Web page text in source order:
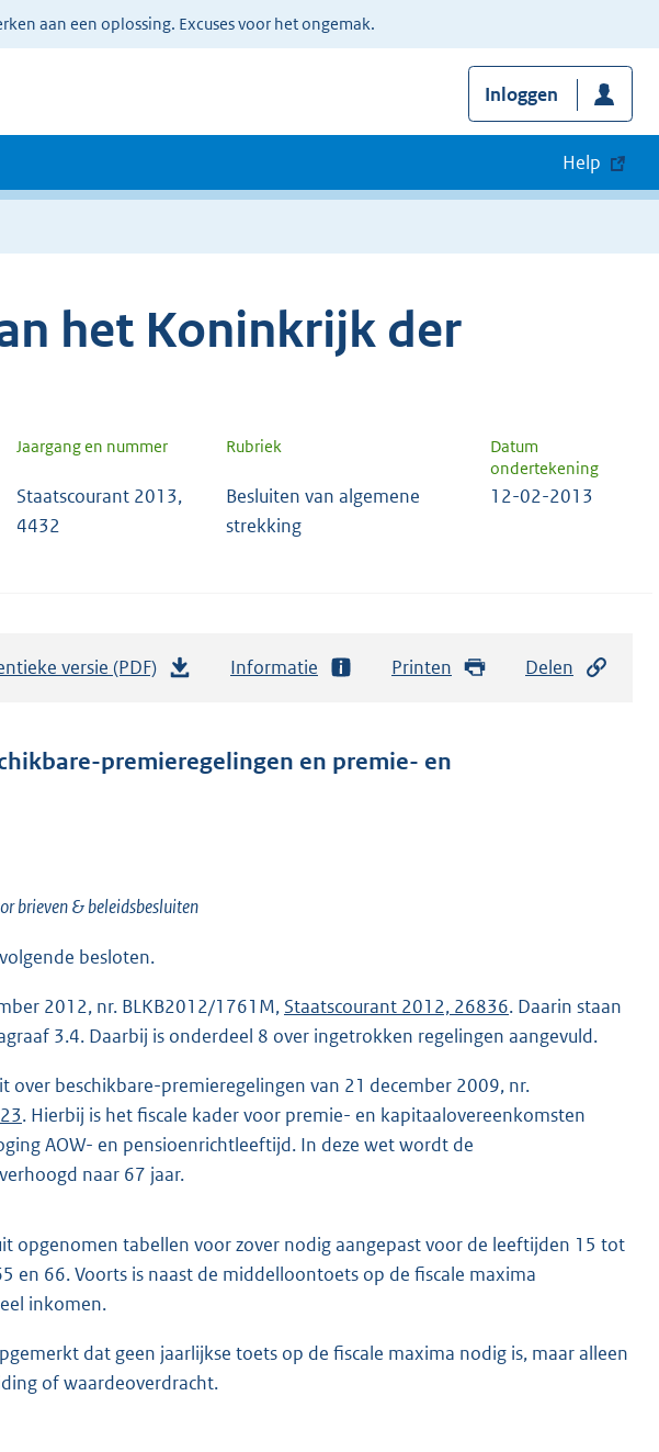
aan een oplossing. Excuses voor het ongemak.
Inloggen
Help
het Koninkrijk der
Jaargang en nummer Rubriek
Datum
ondertekening
Staatscourant 2013,
4432
Besluiten van algemene
strekking
12-02-2013
versie (PDF)
t
g
e
:
1
,
Informatie Printen Delen
premieregelingen en premie- en
brieven & beleidsbesluiten
besloten.
2012, nr. BLKB2012/1761M, Staatscourant 2012, 26836. Daarin staan
3.4. Daarbij is onderdeel 8 over ingetrokken regelingen aangevuld.
over beschikbare-premieregelingen van 21 december 2009, nr.
. Hierbij is het fiscale kader voor premie- en kapitaalovereenkomsten
AOW- en pensioenrichtleeftijd. In deze wet wordt de
naar 67 jaar.
opgenomen tabellen voor zover nodig aangepast voor de leeftijden 15 tot
en 66. Voorts is naast de middelloontoets op de fiscale maxima
inkomen.
dat geen jaarlijkse toets op de fiscale maxima nodig is, maar alleen
of waardeoverdracht.